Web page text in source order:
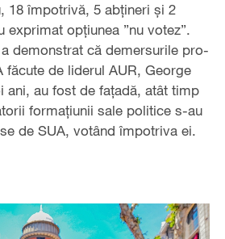
18 împotrivă, 5 abţineri şi 2
exprimat opţiunea ”nu votez”.
demonstrat că demersurile pro-
făcute de liderul AUR, George
ani, au fost de faţadă, atât timp
formaţiunii sale politice s-au
de SUA, votând împotriva ei.